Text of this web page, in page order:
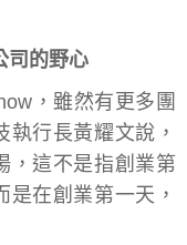
司的野心
，雖然有更多團
行長黃耀文說，
，這不是指創業第
在創業第一天，